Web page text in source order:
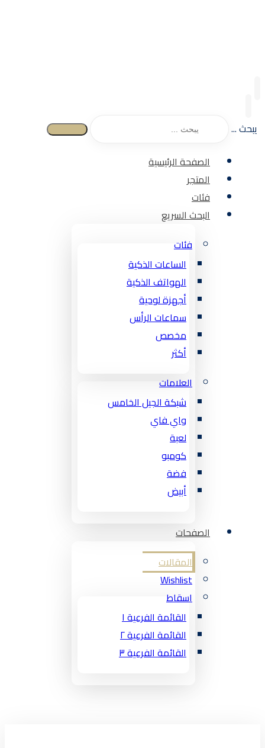
يبحث ...
الصفحة الرئيسية
المتجر
فئات
البحث السريع
فئات
الساعات الذكية
الهواتف الذكية
أجهزة لوحية
سماعات الرأس
مخصص
أكثر
العلامات
شبكة الجيل الخامس
واي فاي
لعبة
كومبو
فضة
أبيض
الصفحات
المقالات
Wishlist
اسقاط
القائمة الفرعية ١
القائمة الفرعية ٢
القائمة الفرعية ٣